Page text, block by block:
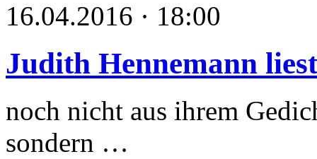
16.04.2016 · 18:00
Judith Hennemann liest
noch nicht aus ihrem
sondern …